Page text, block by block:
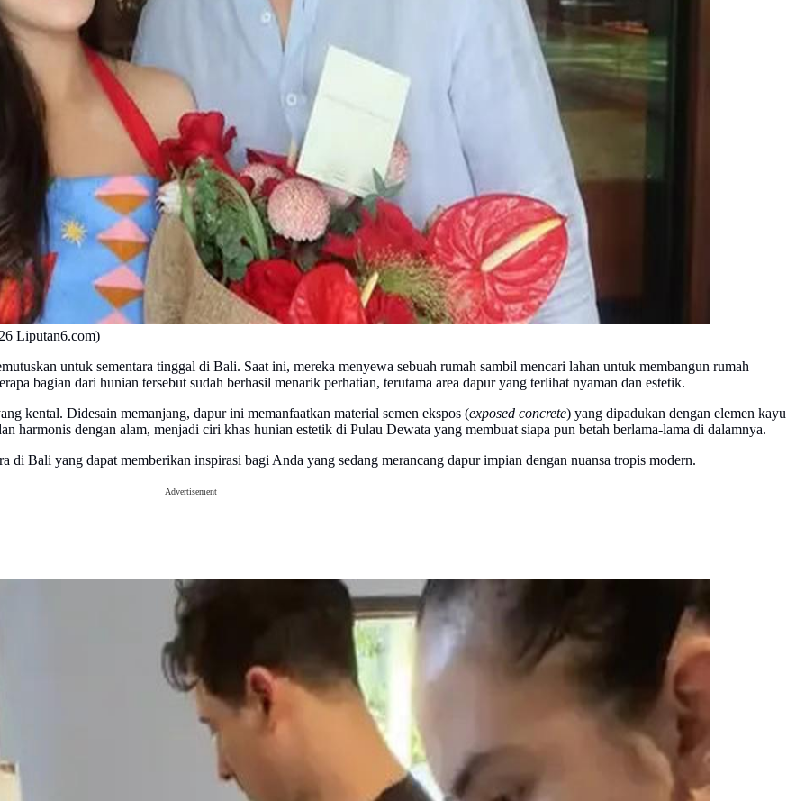
Liputan6.com)
untuk sementara tinggal di Bali. Saat ini, mereka menyewa sebuah rumah sambil mencari lahan untuk membangun rumah
bagian dari hunian tersebut sudah berhasil menarik perhatian, terutama area dapur yang terlihat nyaman dan estetik.
kental. Didesain memanjang, dapur ini memanfaatkan material semen ekspos (exposed concrete) yang dipadukan dengan elemen kayu
harmonis dengan alam, menjadi ciri khas hunian estetik di Pulau Dewata yang membuat siapa pun betah berlama-lama di dalamnya.
Bali yang dapat memberikan inspirasi bagi Anda yang sedang merancang dapur impian dengan nuansa tropis modern.
Advertisement